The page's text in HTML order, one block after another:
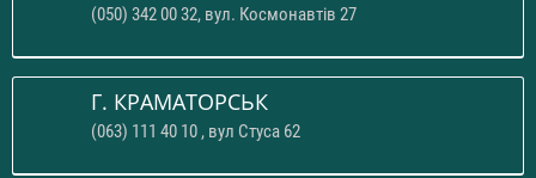
(050) 342 00 32, вул. Космонавтів 27
Г. КРАМАТОРСЬК
(063) 111 40 10 , вул Стуса 62